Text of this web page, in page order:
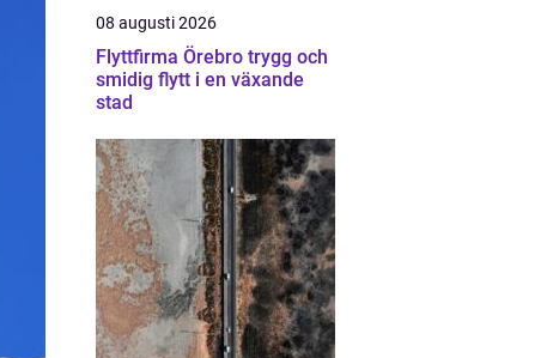
08 augusti 2026
Flyttfirma Örebro trygg och
smidig flytt i en växande
stad